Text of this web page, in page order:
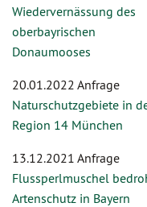
Wiedervernässung des
oberbayrischen
Donaumooses
20.01.2022 Anfrage
Naturschutzgebiete in
Region 14 München
13.12.2021 Anfrage
Flussperlmuschel
Artenschutz in Bayern